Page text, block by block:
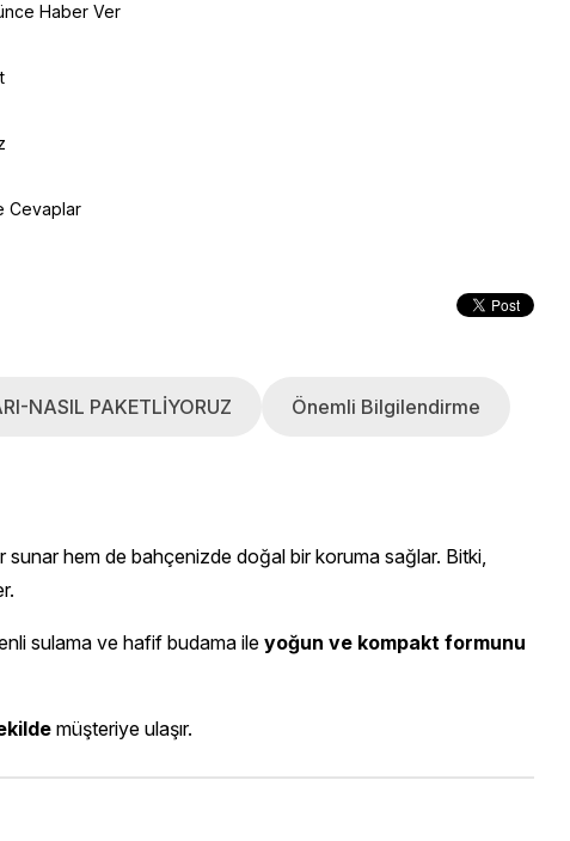
Haber Ver
Cevaplar
NASIL PAKETLİYORUZ Önemli Bilgilendirme
sunar hem de bahçenizde doğal bir koruma sağlar. Bitki,
sulama ve hafif budama ile yoğun ve kompakt formunu
müşteriye ulaşır.